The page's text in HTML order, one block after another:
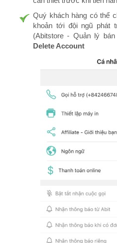
Quý khách hàng có thể
khoản tới đội ngũ phát
(Abitstore - Quản lý
Delete Account